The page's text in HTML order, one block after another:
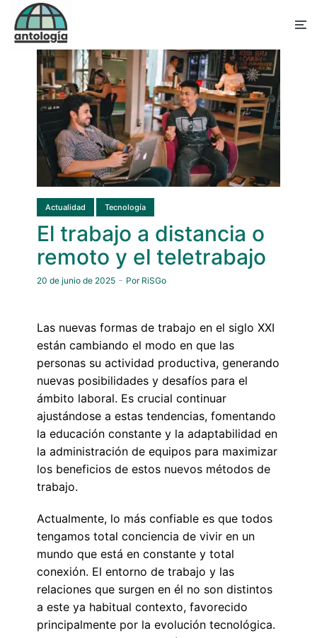
Actualidad Tecnología
El trabajo a distancia o
remoto y el teletrabajo
20 de junio de 2025 Por RiSGo
Las nuevas formas de trabajo en el siglo XXI
están cambiando el modo en que las
personas su actividad productiva, generando
nuevas posibilidades y desafíos para el
ámbito laboral. Es crucial continuar
ajustándose a estas tendencias, fomentando
la educación constante y la adaptabilidad en
la administración de equipos para maximizar
los beneficios de estos nuevos métodos de
trabajo.
Actualmente, lo más confiable es que todos
tengamos total conciencia de vivir en un
mundo que está en constante y total
conexión. El entorno de trabajo y las
relaciones que surgen en él no son distintos
a este ya habitual contexto, favorecido
principalmente por la evolución tecnológica.